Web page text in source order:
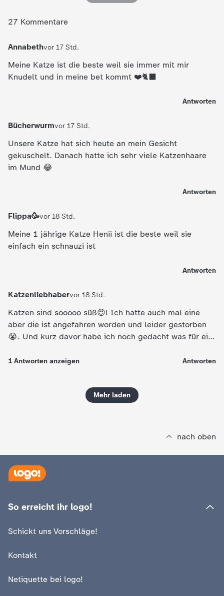
27 Kommentare
Annabethvor 17 Std.
Meine Katze ist die beste weil sie immer mit mir
Knudelt und in meine bet kommt ❤️🐈‍⬛
Antworten
Bücherwurmvor 17 Std.
Unsere Katze hat sich heute an mein Gesicht
gekuschelt. Danach hatte ich sehr viele Katzenhaare
im Mund 😂
Antworten
Flippa🥳vor 18 Std.
Meine 1 jährige Katze Henii ist die beste weil sie
einfach ein schnauzi ist
Antworten
Katzenliebhabervor 18 Std.
Katzen sind sooooo süß😍! Ich hatte auch mal eine
aber die ist angefahren worden und leider gestorben
😭. Und kurz davor habe ich noch gedacht was für ein
1 Antworten anzeigen Antworten
Mehr laden
nach oben
So erreicht ihr logo!
Schickt uns Vorschläge!
Kontakt
Netiquette bei logo!